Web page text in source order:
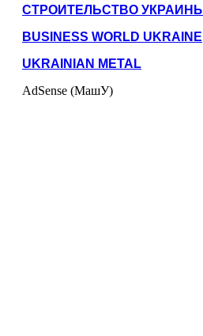
СТРОИТЕЛЬСТВО УКРАИНЫ
BUSINESS WORLD UKRAINE
UKRAINIAN METAL
AdSense (МашУ)